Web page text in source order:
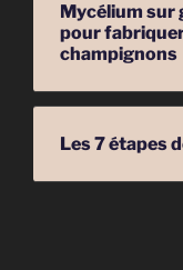
Mycélium sur
pour
champignons
Les 7 étapes